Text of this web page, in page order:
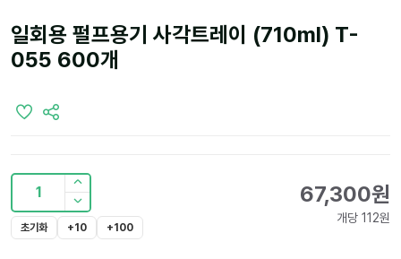
일회용 펄프용기 사각트레이 (710ml) T-
055 600개
1
초기화 +10 +100
67,300원
개당 112원